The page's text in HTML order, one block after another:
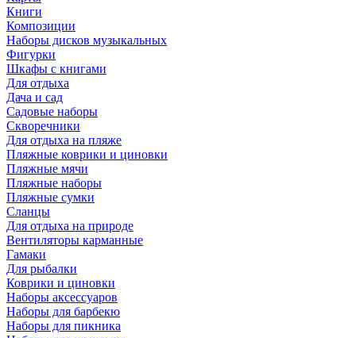
Книги
Композиции
Наборы дисков музыкальных
Фигурки
Шкафы с книгами
Для отдыха
Дача и сад
Садовые наборы
Скворечники
Для отдыха на пляже
Пляжные коврики и циновки
Пляжные мячи
Пляжные наборы
Пляжные сумки
Сланцы
Для отдыха на природе
Вентиляторы карманные
Гамаки
Для рыбалки
Коврики и циновки
Наборы аксессуаров
Наборы для барбекю
Наборы для пикника